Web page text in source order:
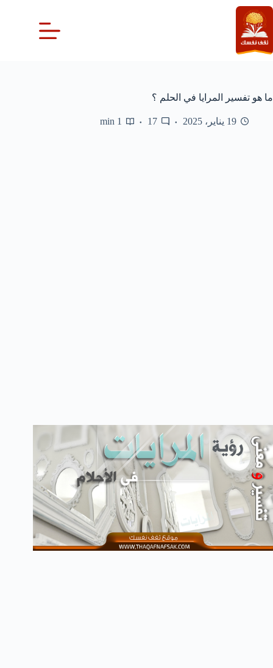
التجاوز
إلى
المحتوى
ما هو تفسير المرايا في الحلم ؟
19 يناير، 2025 17
1 min